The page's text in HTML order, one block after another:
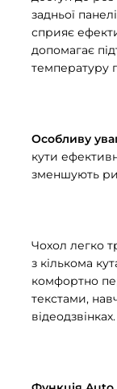
задньої
сприяє
допомагає
температуру
Особливу
кути
зменшують
Чохол легко
з кількома
комфортно
текстами,
відеодзвінках.